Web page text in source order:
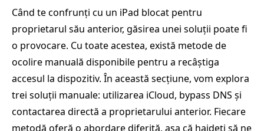
Când te confrunți cu un iPad blocat pentru
proprietarul său anterior, găsirea unei soluții poate fi
o provocare. Cu toate acestea, există metode de
ocolire manuală disponibile pentru a recâștiga
accesul la dispozitiv. În această secțiune, vom explora
trei soluții manuale: utilizarea iCloud, bypass DNS și
contactarea directă a proprietarului anterior. Fiecare
metodă oferă o abordare diferită, așa că haideți să ne